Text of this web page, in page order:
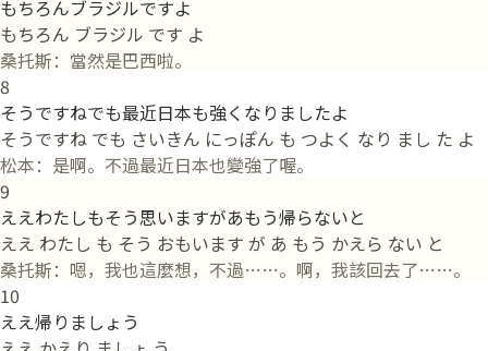
もちろんブラジルですよ
もちろん ブラジル です よ
桑托斯：當然是巴西啦。
8
そうですねでも最近日本も強くなりましたよ
そうですね でも さいきん にっぽん も つよく なり まし た よ
松本：是啊。不過最近日本也變強了喔。
9
ええわたしもそう思いますがあもう帰らないと
ええ わたし も そう おもいます が あ もう かえら ない と
桑托斯：嗯，我也這麼想，不過……。啊，我該回去了……。
10
ええ帰りましょう